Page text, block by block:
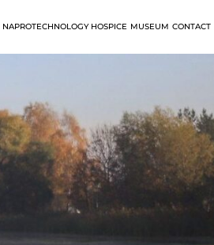
NAPROTECHNOLOGY HOSPICE MUSEUM CONTACT